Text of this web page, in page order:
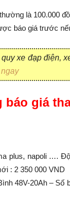
là 100.000
báo giá trước
xe đạp điện,
báo giá
plus, napoli ….
: 2 350 000 VND
48V-20Ah –